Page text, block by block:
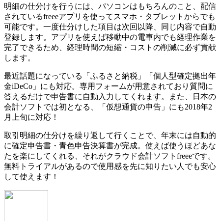
明細の仕分けを行うには、パソコンはもちろんのこと、配信
されているfreeeアプリを使ってスマホ・タブレットからでも
可能です。一度仕分けした項目は次回以降、同じ内容で自動
登録します。アプリを使えば移動中の電車内でも経理作業を
完了できるため、経理時間の短縮・コストの削減に必ず貢献
します。
最近話題になっている
「ふるさと納税」「個人型確定拠出年
金iDeCo」にも対応。専用フォームが用意されており質問に
答えるだけで申告書に自動入力してくれます。
また、日本の
会計ソフトでは初となる、
「仮想通貨の申告」にも2018年2
月上旬に対応！
取引明細の仕分けを繰り返して行くことで、 年末には自動的
に確定申告書・青色申告決算書が完成。使えば使うほどあな
たを楽にしてくれる、それがクラウド会計ソフトfreeeです。
無料トライアルがあるので使用感を先に知りたい人でも安心
して使えます！